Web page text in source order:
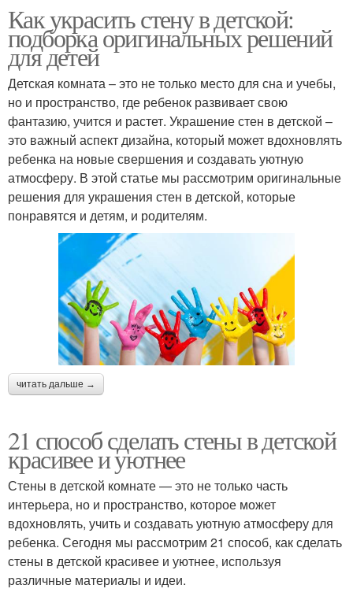
Как украсить стену в детской:
подборка оригинальных решений
для детей
Детская комната – это не только место для сна и учебы,
но и пространство, где ребенок развивает свою
фантазию, учится и растет. Украшение стен в детской –
это важный аспект дизайна, который может вдохновлять
ребенка на новые свершения и создавать уютную
атмосферу. В этой статье мы рассмотрим оригинальные
решения для украшения стен в детской, которые
понравятся и детям, и родителям.
читать дальше →
21 способ сделать стены в детской
красивее и уютнее
Стены в детской комнате — это не только часть
интерьера, но и пространство, которое может
вдохновлять, учить и создавать уютную атмосферу для
ребенка. Сегодня мы рассмотрим 21 способ, как сделать
стены в детской красивее и уютнее, используя
различные материалы и идеи.